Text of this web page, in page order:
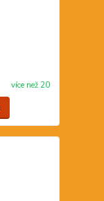
více než 20